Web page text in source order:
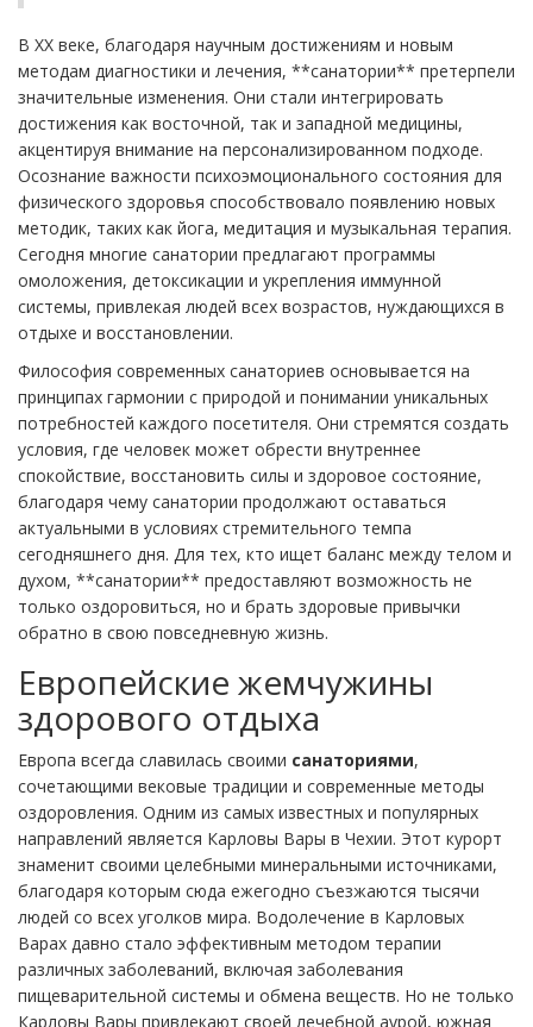
В ХХ веке, благодаря научным достижениям и новым
методам диагностики и лечения, **санатории** претерпели
значительные изменения. Они стали интегрировать
достижения как восточной, так и западной медицины,
акцентируя внимание на персонализированном подходе.
Осознание важности психоэмоционального состояния для
физического здоровья способствовало появлению новых
методик, таких как йога, медитация и музыкальная терапия.
Сегодня многие санатории предлагают программы
омоложения, детоксикации и укрепления иммунной
системы, привлекая людей всех возрастов, нуждающихся в
отдыхе и восстановлении.
Философия современных санаториев основывается на
принципах гармонии с природой и понимании уникальных
потребностей каждого посетителя. Они стремятся создать
условия, где человек может обрести внутреннее
спокойствие, восстановить силы и здоровое состояние,
благодаря чему санатории продолжают оставаться
актуальными в условиях стремительного темпа
сегодняшнего дня. Для тех, кто ищет баланс между телом и
духом, **санатории** предоставляют возможность не
только оздоровиться, но и брать здоровые привычки
обратно в свою повседневную жизнь.
Европейские жемчужины
здорового отдыха
Европа всегда славилась своими санаториями,
сочетающими вековые традиции и современные методы
оздоровления. Одним из самых известных и популярных
направлений является Карловы Вары в Чехии. Этот курорт
знаменит своими целебными минеральными источниками,
благодаря которым сюда ежегодно съезжаются тысячи
людей со всех уголков мира. Водолечение в Карловых
Варах давно стало эффективным методом терапии
различных заболеваний, включая заболевания
пищеварительной системы и обмена веществ. Но не только
Карловы Вары привлекают своей лечебной аурой, южная